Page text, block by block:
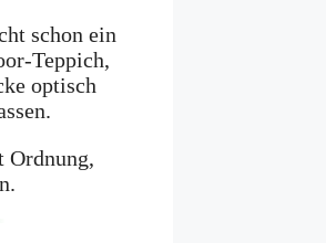
schon ein
Teppich,
optisch
Ordnung,